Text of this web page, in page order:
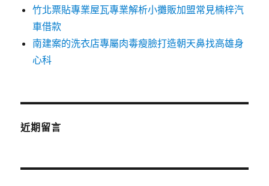
竹北票貼專業屋瓦專業解析小攤販加盟常見楠梓汽
車借款
南建案的洗衣店專屬肉毒瘦臉打造朝天鼻找高雄身
心科
近期留言